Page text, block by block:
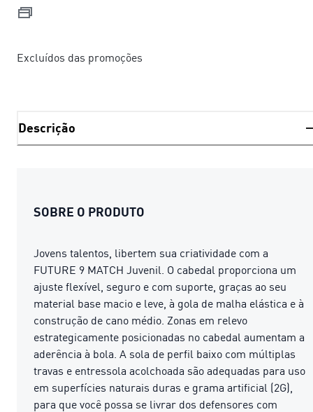
Excluídos das promoções
Descrição
SOBRE O PRODUTO
Jovens talentos, libertem sua criatividade com a
FUTURE 9 MATCH Juvenil. O cabedal proporciona um
ajuste flexível, seguro e com suporte, graças ao seu
material base macio e leve, à gola de malha elástica e à
construção de cano médio. Zonas em relevo
estrategicamente posicionadas no cabedal aumentam a
aderência à bola. A sola de perfil baixo com múltiplas
travas e entressola acolchoada são adequadas para uso
em superfícies naturais duras e grama artificial (2G),
para que você possa se livrar dos defensores com